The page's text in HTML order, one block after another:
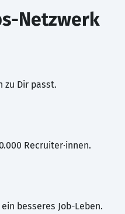
Netzwerk
zu Dir passt.
Recruiter·innen.
besseres Job-Leben.